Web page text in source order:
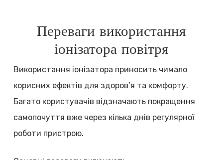
Переваги використання
іонізатора повітря
Використання іонізатора приносить чимало
корисних ефектів для здоров’я та комфорту.
Багато користувачів відзначають покращення
самопочуття вже через кілька днів регулярної
роботи пристрою.